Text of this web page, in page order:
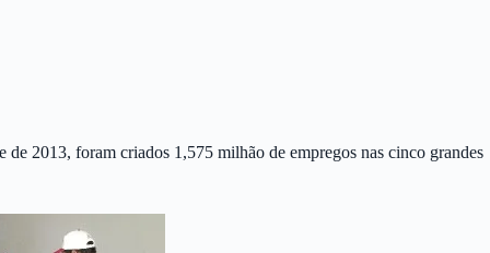
2013, foram criados 1,575 milhão de empregos nas cinco grandes